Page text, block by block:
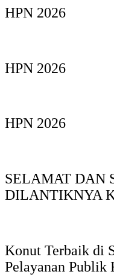
HPN 2026
HPN 2026
HPN 2026
SELAMAT DAN
DILANTIKNYA
Konut Terbaik di
Pelayanan Publik